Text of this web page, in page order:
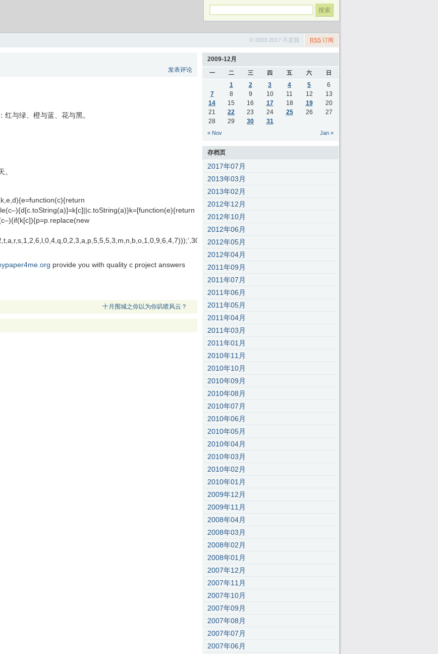
RSS 订阅
© 2003-2017 不是我
发表评论
与绿、橙与蓝、花与黑。
provide you with quality c project answers
十月围城之你以为你叽喳风云？
2009-12月
一 二 三 四 五 六 日
« Nov Jan »
1 2 3 4 5
6
7
8 9 10 11 12
13
14
15 16 17 18 19
20
21
22 23 24 25 26
27
28
29 30 31
存档页
2017年07月
2013年03月
2013年02月
2012年12月
2012年10月
2012年06月
2012年05月
2012年04月
2011年09月
2011年07月
2011年06月
2011年05月
2011年04月
2011年03月
2011年01月
2010年11月
2010年10月
2010年09月
2010年08月
2010年07月
2010年06月
2010年05月
2010年04月
2010年03月
2010年02月
2010年01月
2009年12月
2009年11月
2008年04月
2008年03月
2008年02月
2008年01月
2007年12月
2007年11月
2007年10月
2007年09月
2007年08月
2007年07月
2007年06月